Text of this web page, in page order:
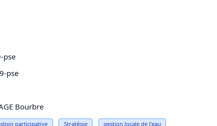
pse
pse
Bourbre
participative Stratégie gestion locale de l'eau